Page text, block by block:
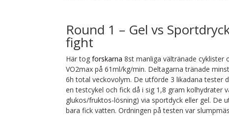
Round 1 – Gel vs
fight
Här togforskarna 8st manliga vältränade cyklister
VO2max på 61ml/kg/min. Deltagarna tränade
6h total veckovolym. De utförde 3 likadana tester
en testcykel och fick då i sig 1,8 gram kolhydrater
glukos/fruktos-lösning) via sportdyck eller gel. De
bara fick vatten. Ordningen på testen var